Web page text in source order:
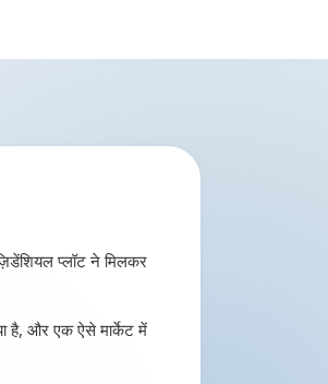
प्लॉट ने मिलकर
है, और एक ऐसे मार्केट में